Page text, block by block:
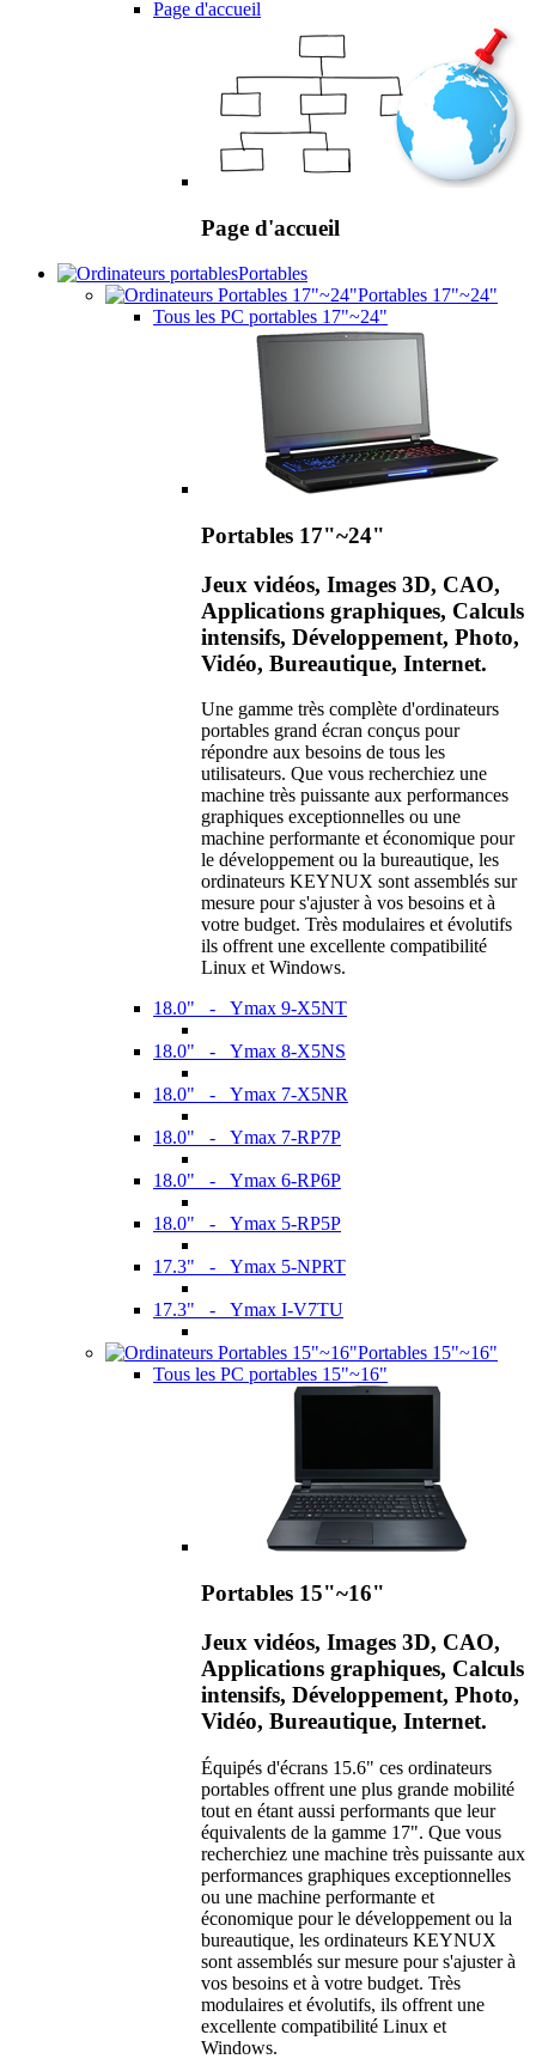
Page d'accueil
Page d'accueil
Portables
Portables 17"~24"
Tous les PC portables 17"~24"
Portables 17"~24"
Jeux vidéos, Images 3D, CAO,
Applications graphiques, Calculs
intensifs, Développement, Photo,
Vidéo, Bureautique, Internet.
Une gamme très complète d'ordinateurs
portables grand écran conçus pour
répondre aux besoins de tous les
utilisateurs. Que vous recherchiez une
machine très puissante aux performances
graphiques exceptionnelles ou une
machine performante et économique pour
le développement ou la bureautique, les
ordinateurs KEYNUX sont assemblés sur
mesure pour s'ajuster à vos besoins et à
votre budget. Très modulaires et évolutifs
ils offrent une excellente compatibilité
Linux et Windows.
18.0" - Ymax 9-X5NT
18.0" - Ymax 8-X5NS
18.0" - Ymax 7-X5NR
18.0" - Ymax 7-RP7P
18.0" - Ymax 6-RP6P
18.0" - Ymax 5-RP5P
17.3" - Ymax 5-NPRT
17.3" - Ymax I-V7TU
Portables 15"~16"
Tous les PC portables 15"~16"
Portables 15"~16"
Jeux vidéos, Images 3D, CAO,
Applications graphiques, Calculs
intensifs, Développement, Photo,
Vidéo, Bureautique, Internet.
Équipés d'écrans 15.6" ces ordinateurs
portables offrent une plus grande mobilité
tout en étant aussi performants que leur
équivalents de la gamme 17". Que vous
recherchiez une machine très puissante aux
performances graphiques exceptionnelles
ou une machine performante et
économique pour le développement ou la
bureautique, les ordinateurs KEYNUX
sont assemblés sur mesure pour s'ajuster à
vos besoins et à votre budget. Très
modulaires et évolutifs, ils offrent une
excellente compatibilité Linux et
Windows.